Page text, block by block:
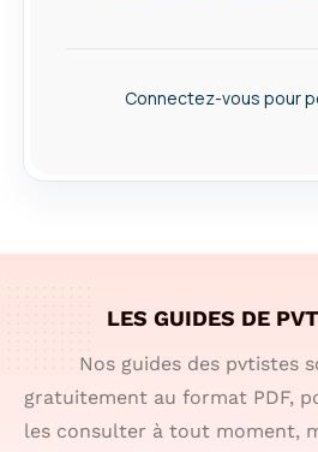
Connectez-vous pour
LES GUIDES DE
Nos guides des pvtistes
gratuitement au format PDF,
les consulter à tout moment,